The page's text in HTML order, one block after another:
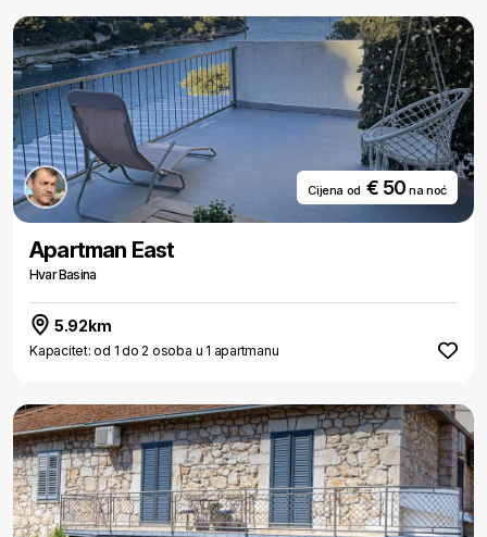
Cijena od € 50na noć
Apartman East
Hvar Basina
5.92km
Kapacitet: od 1 do 2 osoba u 1 apartmanu